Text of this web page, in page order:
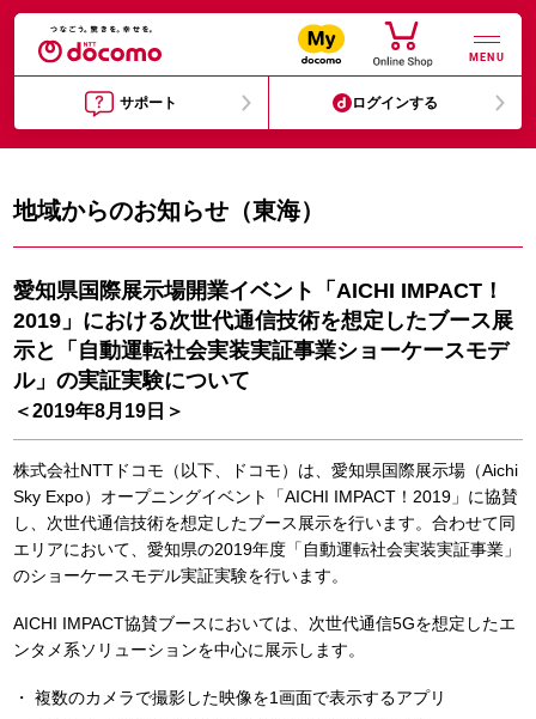
MENU
サポート ログインする
地域からのお知らせ（東海）
愛知県国際展示場開業イベント「AICHI IMPACT！
2019」における次世代通信技術を想定したブース展
示と「自動運転社会実装実証事業ショーケースモデ
ル」の実証実験について
＜2019年8月19日＞
株式会社NTTドコモ（以下、ドコモ）は、愛知県国際展示場（Aichi
Sky Expo）オープニングイベント「AICHI IMPACT！2019」に協賛
し、次世代通信技術を想定したブース展示を行います。合わせて同
エリアにおいて、愛知県の2019年度「自動運転社会実装実証事業」
のショーケースモデル実証実験を行います。
AICHI IMPACT協賛ブースにおいては、次世代通信5Gを想定したエ
ンタメ系ソリューションを中心に展示します。
複数のカメラで撮影した映像を1画面で表示するアプリ